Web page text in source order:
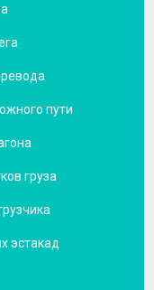
пути
груза
эстакад